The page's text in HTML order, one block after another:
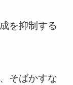
を抑制する
そばかすな